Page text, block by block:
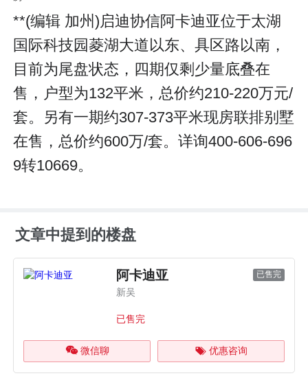
**(编辑 加州)启迪协信阿卡迪亚位于太湖
国际科技园菱湖大道以东、具区路以南，
目前为尾盘状态，四期仅剩少量底叠在
售，户型为132平米，总价约210-220万元/
套。另有一期约307-373平米现房联排别墅
在售，总价约600万/套。详询400-606-696
9转10669。
文章中提到的楼盘
阿卡迪亚 已售完
新吴
已售完
微信聊 优惠咨询